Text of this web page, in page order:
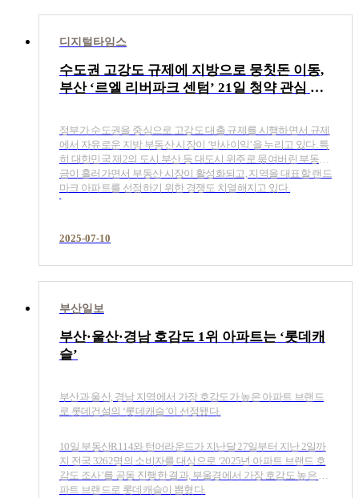
디지털타임스
수도권 고강도 규제에 지방으로 뭉칫돈 이동,
부산 ‘르엘 리버파크 센텀’ 21일 청약 관심 집
정부가 수도권을 중심으로 고강도 대출 규제를 시행하면서 규제
에서 자유로운 지방 부동산 시장이 ‘반사이익’을 누리고 있다. 특
히 대한민국 제2의 도시 부산 등 대도시 위주로 묶여버린 부동자
금이 흘러가면서 부동산 시장이 활성화되고, 지역을 대표할 랜드
마크 아파트를 선점하기 위한 경쟁도 치열해지고 있다.
2025-07-10
부산일보
부산·울산·경남 호감도 1위 아파트는 ‘롯데캐
슬’
부산과 울산, 경남 지역에서 가장 호감도가 높은 아파트 브랜드
로 롯데건설의 ‘롯데캐슬’이 선정됐다.
10일 부동산R114와 턴어라운드가 지난달 27일부터 지난 2일까
지 전국 3262명의 소비자를 대상으로 ‘2025년 아파트 브랜드 호
감도 조사’를 공동 진행한 결과, 부울경에서 가장 호감도 높은 아
파트 브랜드로 롯데캐슬이 뽑혔다.